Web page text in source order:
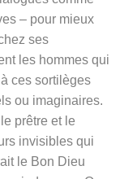
– pour mieux
ses
les hommes qui
ces sortilèges
ou imaginaires.
prêtre et le
invisibles qui
le Bon Dieu